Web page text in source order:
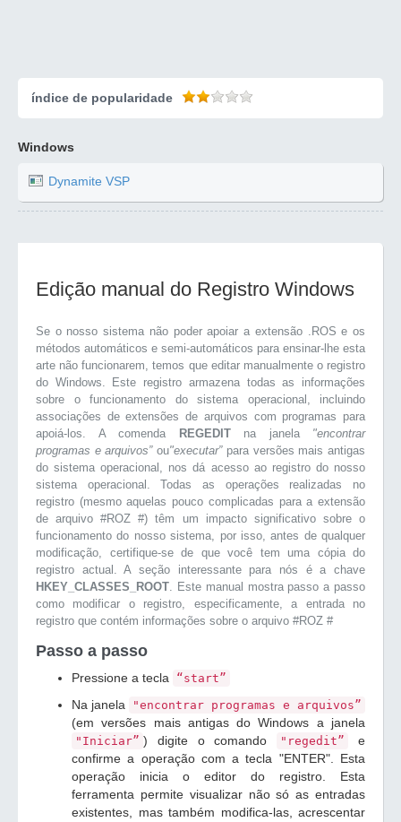
índice de popularidade
Windows
Dynamite VSP
Edição manual do Registro Windows
Se o nosso sistema não poder apoiar a extensão .ROS e os
métodos automáticos e semi-automáticos para ensinar-lhe esta
arte não funcionarem, temos que editar manualmente o registro
do Windows. Este registro armazena todas as informações
sobre o funcionamento do sistema operacional, incluindo
associações de extensões de arquivos com programas para
apoiá-los. A comenda
REGEDITna janela "encontrar
programas e arquivos”ou"executar”para versões mais antigas
do sistema operacional, nos dá acesso ao registro do nosso
sistema operacional. Todas as operações realizadas no
registro (mesmo aquelas pouco complicadas para a extensão
de arquivo #ROZ #) têm um impacto significativo sobre o
funcionamento do nosso sistema, por isso, antes de qualquer
modificação, certifique-se de que você tem uma cópia do
registro actual. A seção interessante para nós é a chave
HKEY_CLASSES_ROOT. Este manual mostra passo a passo
como modificar o registro, especificamente, a entrada no
registro que contém informações sobre o arquivo #ROZ #
Passo a passo
Pressione a tecla “start”
Na janela "encontrar programas e arquivos”
(em versões mais antigas do Windows a janela
"Iniciar” ) digite o comando "regedit”
e
confirme a operação com a tecla "ENTER". Esta
operação inicia o editor do registro. Esta
ferramenta permite visualizar não só as entradas
existentes, mas também modifica-las, acrescentar